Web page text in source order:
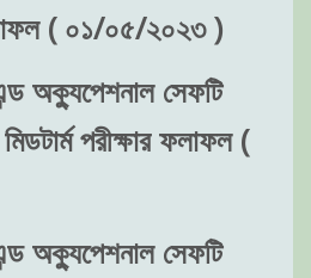
( ০১/০৫/২০২৩ )
অক্যুপেশনাল সেফটি
পরীক্ষার ফলাফল (
অক্যুপেশনাল সেফটি